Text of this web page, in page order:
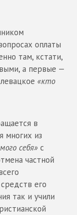
оплаты
там, кстати,
а первые —
«кто
в
многих из
себя» с
частной
его
так и учили